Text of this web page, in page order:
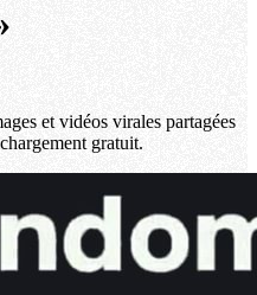
et vidéos virales partagées
gratuit.